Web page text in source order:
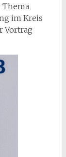
Thema
im Kreis
Vortrag